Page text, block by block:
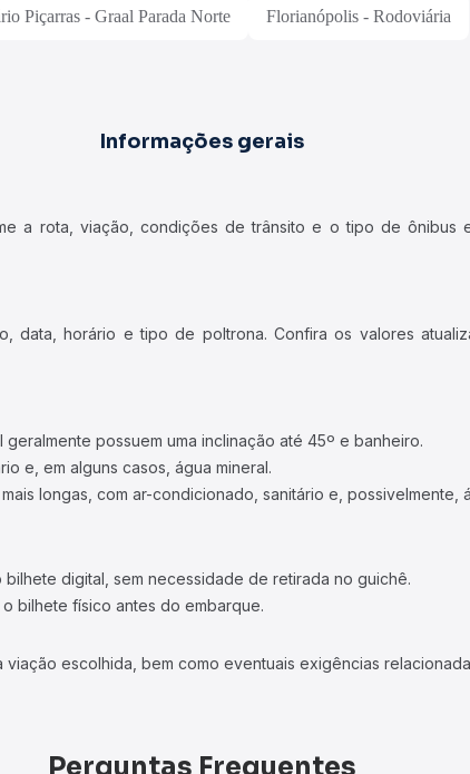
Piçarras - Graal Parada Norte Florianópolis - Rodoviária
Informações gerais
a rota, viação, condições de trânsito e o tipo de ônibus
data, horário e tipo de poltrona. Confira os valores
possuem uma inclinação até 45º e banheiro.
e, em alguns casos, água mineral.
longas, com ar-condicionado, sanitário e, possivelmente,
digital, sem necessidade de retirada no guichê.
bilhete físico antes do embarque.
escolhida, bem como eventuais exigências
Perguntas Frequentes